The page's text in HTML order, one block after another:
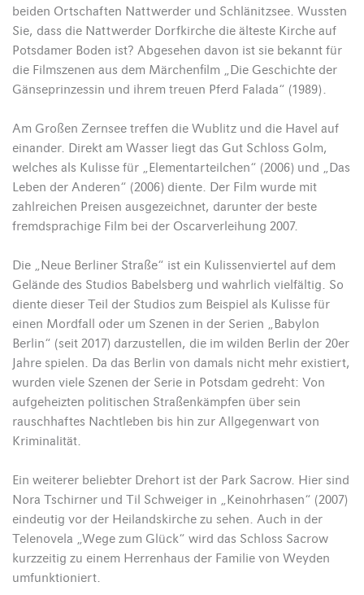
beiden Ortschaften Nattwerder und Schlänitzsee. Wussten
Sie, dass die Nattwerder Dorfkirche die älteste Kirche auf
Potsdamer Boden ist? Abgesehen davon ist sie bekannt für
die Filmszenen aus dem Märchenfilm „Die Geschichte der
Gänseprinzessin und ihrem treuen Pferd Falada“ (1989).
Am Großen Zernsee treffen die Wublitz und die Havel auf
einander. Direkt am Wasser liegt das Gut Schloss Golm,
welches als Kulisse für „Elementarteilchen“ (2006) und „Das
Leben der Anderen“ (2006) diente. Der Film wurde mit
zahlreichen Preisen ausgezeichnet, darunter der beste
fremdsprachige Film bei der Oscarverleihung 2007.
Die „Neue Berliner Straße“ ist ein Kulissenviertel auf dem
Gelände des Studios Babelsberg und wahrlich vielfältig. So
diente dieser Teil der Studios zum Beispiel als Kulisse für
einen Mordfall oder um Szenen in der Serien „Babylon
Berlin“ (seit 2017) darzustellen, die im wilden Berlin der 20er
Jahre spielen. Da das Berlin von damals nicht mehr existiert,
wurden viele Szenen der Serie in Potsdam gedreht: Von
aufgeheizten politischen Straßenkämpfen über sein
rauschhaftes Nachtleben bis hin zur Allgegenwart von
Kriminalität.
Ein weiterer beliebter Drehort ist der Park Sacrow. Hier sind
Nora Tschirner und Til Schweiger in „Keinohrhasen“ (2007)
eindeutig vor der Heilandskirche zu sehen. Auch in der
Telenovela „Wege zum Glück“ wird das Schloss Sacrow
kurzzeitig zu einem Herrenhaus der Familie von Weyden
umfunktioniert.